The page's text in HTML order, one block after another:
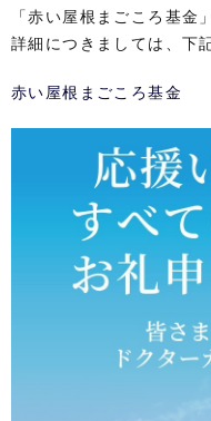
「赤い屋根まごころ基金
詳細につきましては、下
赤い屋根まごころ基金